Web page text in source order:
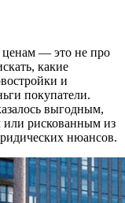
— это не про
какие
и
покупатели.
выгодным,
или рискованным из
нюансов.